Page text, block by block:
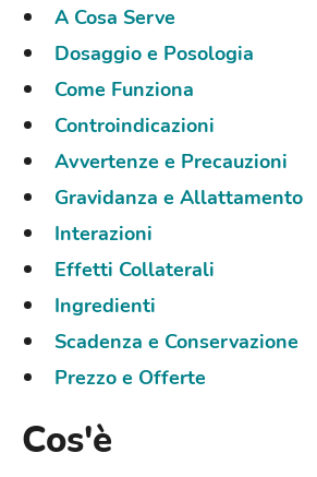
A Cosa Serve
Dosaggio e Posologia
Come Funziona
Controindicazioni
Avvertenze e Precauzioni
Gravidanza e Allattamento
Interazioni
Effetti Collaterali
Ingredienti
Scadenza e Conservazione
Prezzo e Offerte
Cos'è